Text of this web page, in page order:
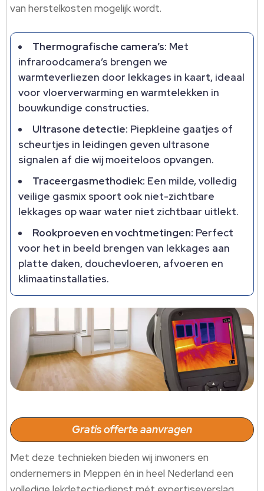
van herstelkosten mogelijk wordt.
Thermografische camera’s: Met
infraroodcamera’s brengen we
warmteverliezen door lekkages in kaart, ideaal
voor vloerverwarming en warmtelekken in
bouwkundige constructies.
Ultrasone detectie: Piepkleine gaatjes of
scheurtjes in leidingen geven ultrasone
signalen af die wij moeiteloos opvangen.
Traceergasmethodiek: Een milde, volledig
veilige gasmix spoort ook niet-zichtbare
lekkages op waar water niet zichtbaar uitlekt.
Rookproeven en vochtmetingen: Perfect
voor het in beeld brengen van lekkages aan
platte daken, douchevloeren, afvoeren en
klimaatinstallaties.
Gratis offerte aanvragen
Met deze technieken bieden wij inwoners en
ondernemers in Meppen én in heel Nederland een